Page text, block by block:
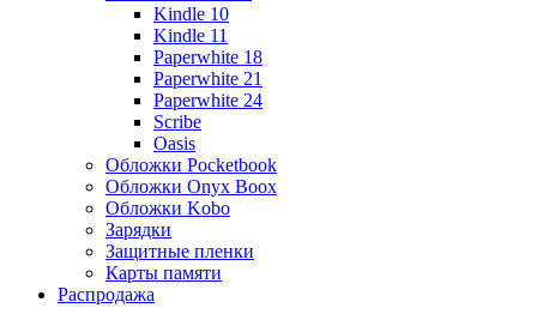
Kindle 10
Kindle 11
Paperwhite 18
Paperwhite 21
Paperwhite 24
Scribe
Oasis
Обложки Pocketbook
Обложки Onyx Boox
Обложки Kobo
Зарядки
Защитные пленки
Карты памяти
Распродажа